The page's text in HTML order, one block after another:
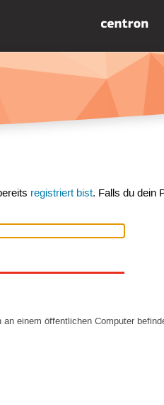
registriert bist. Falls du dein
einem öffentlichen Computer